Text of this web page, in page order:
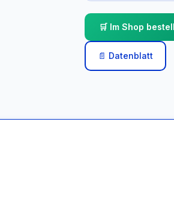
🛒 Im Shop
📄 Datenblatt